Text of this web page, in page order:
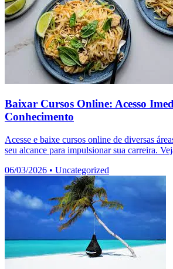
Baixar Cursos Online: Acesso
Conhecimento
Acesse e baixe cursos online de diversas
seu alcance para impulsionar sua carreira.
06/03/2026 • Uncategorized